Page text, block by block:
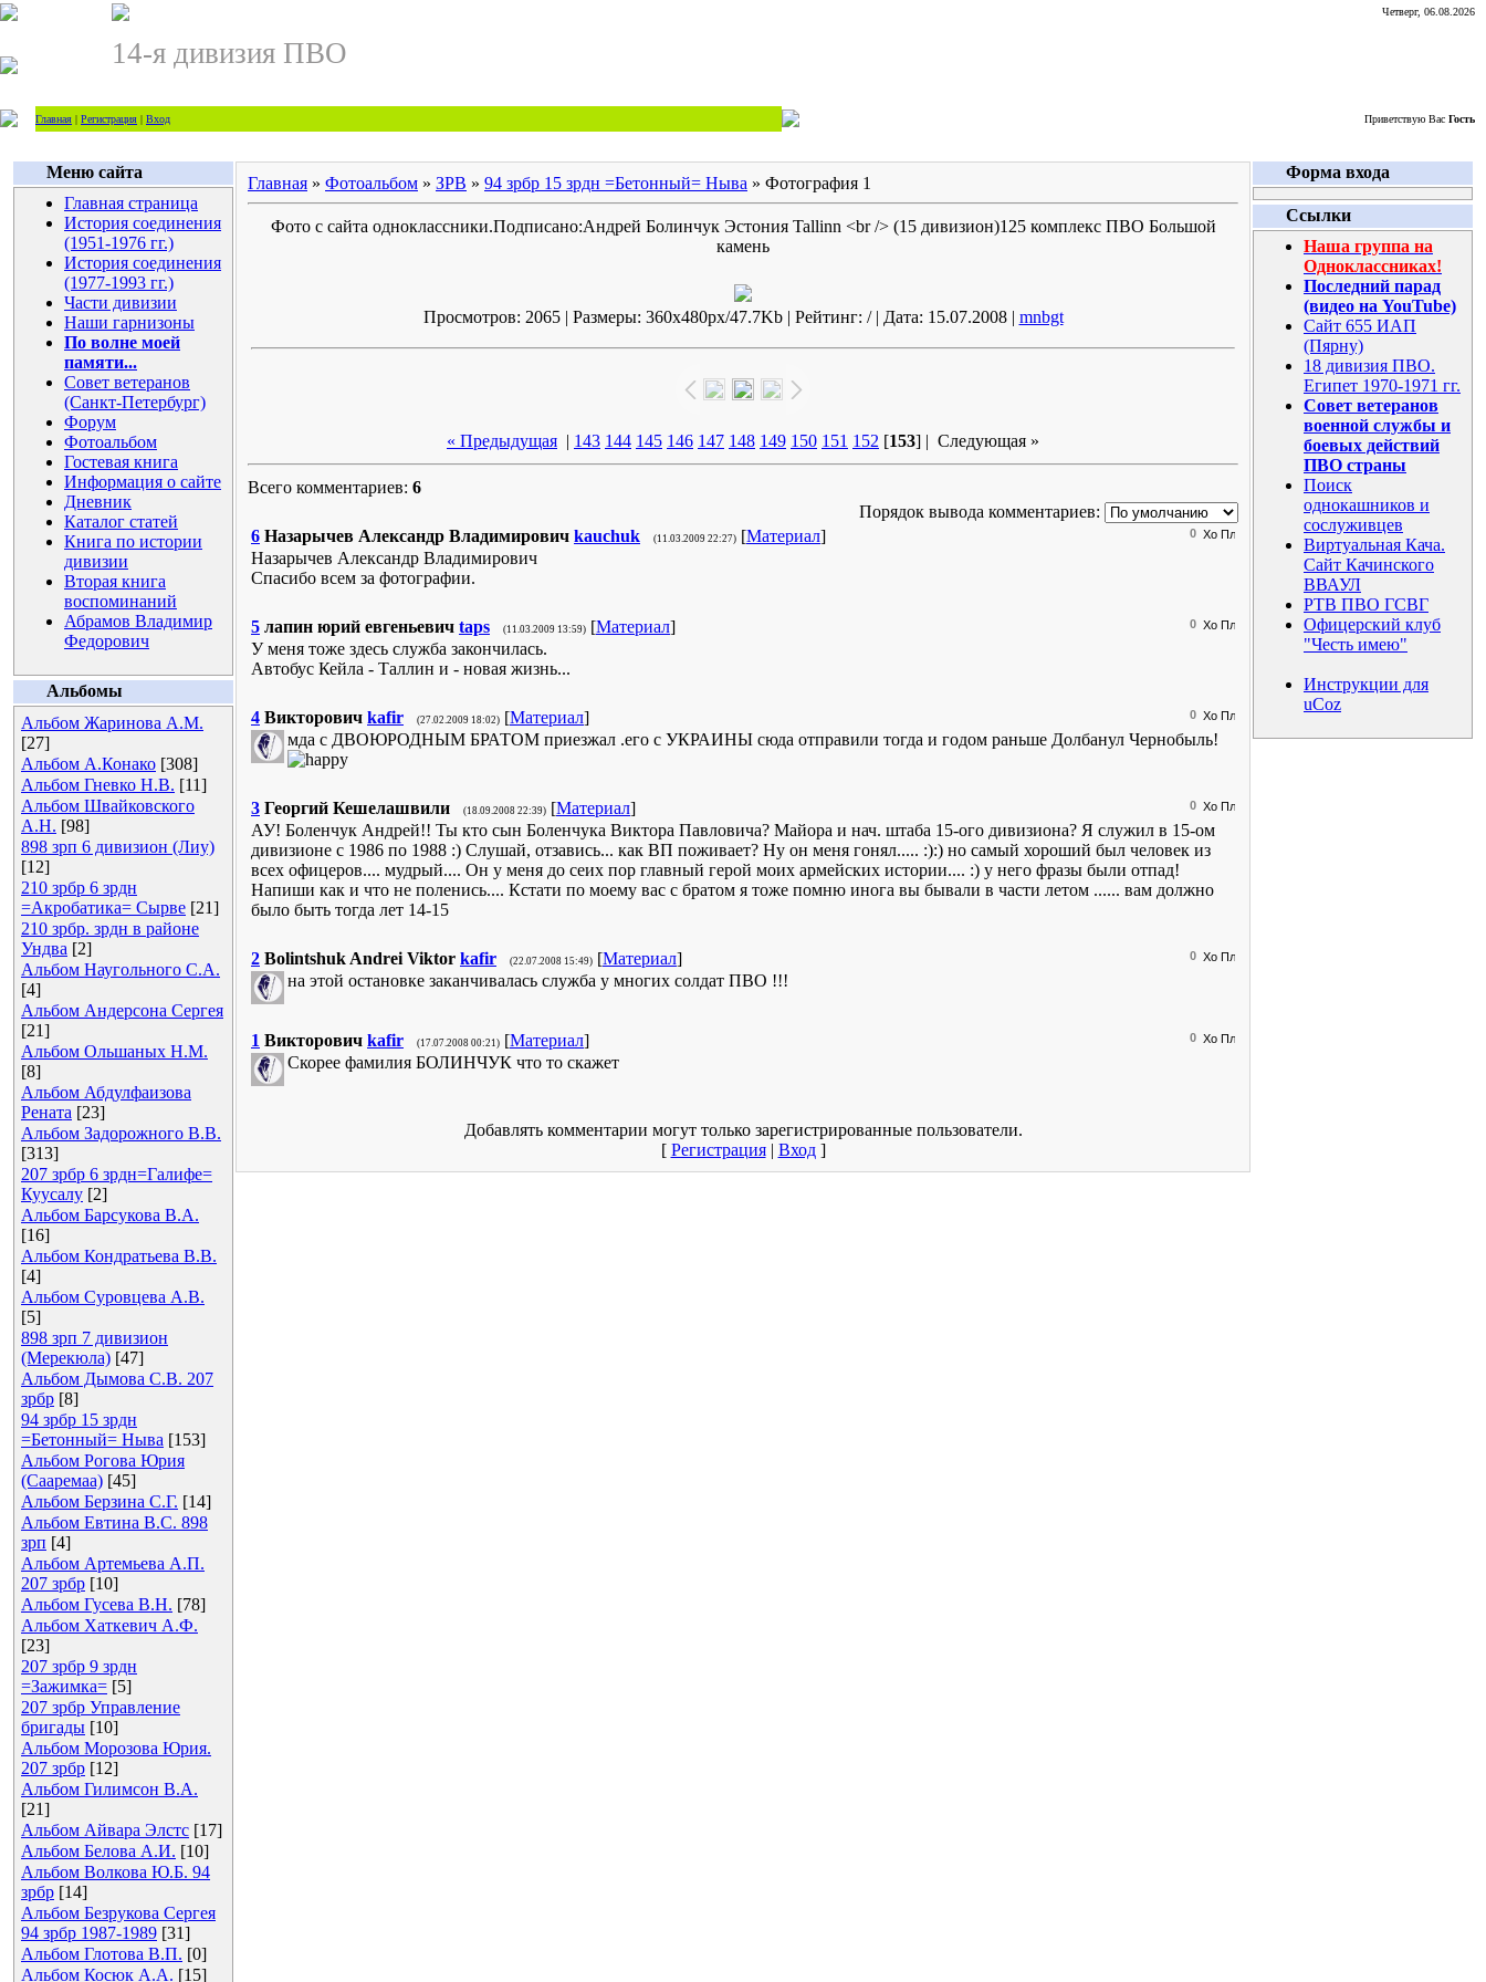
Четверг, 06.08.2026
14-я дивизия ПВО
Главная | Регистрация | Вход Приветствую Вас Гость
Меню сайта
Главная страница
История соединения
(1951-1976 гг.)
История соединения
(1977-1993 гг.)
Части дивизии
Наши гарнизоны
По волне моей
памяти...
Совет ветеранов
(Санкт-Петербург)
Форум
Фотоальбом
Гостевая книга
Информация о сайте
Дневник
Каталог статей
Книга по истории
дивизии
Вторая книга
воспоминаний
Абрамов Владимир
Федорович
Альбомы
Альбом Жаринова А.М.
[27]
Альбом А.Конако [308]
Альбом Гневко Н.В. [11]
Альбом Швайковского
А.Н. [98]
898 зрп 6 дивизион (Лиу)
[12]
210 зрбр 6 зрдн
=Акробатика= Сырве [21]
210 зрбр. зрдн в районе
Ундва [2]
Альбом Наугольного С.А.
[4]
Альбом Андерсона Сергея
[21]
Альбом Ольшаных Н.М.
[8]
Альбом Абдулфаизова
Рената [23]
Альбом Задорожного В.В.
[313]
207 зрбр 6 зрдн=Галифе=
Куусалу [2]
Альбом Барсукова В.А.
[16]
Альбом Кондратьева В.В.
[4]
Альбом Суровцева А.В.
[5]
898 зрп 7 дивизион
(Мерекюла) [47]
Альбом Дымова С.В. 207
зрбр [8]
94 зрбр 15 зрдн
=Бетонный= Ныва [153]
Альбом Рогова Юрия
(Сааремаа) [45]
Альбом Берзина С.Г. [14]
Альбом Евтина В.С. 898
зрп [4]
Альбом Артемьева А.П.
207 зрбр [10]
Альбом Гусева В.Н. [78]
Альбом Хаткевич А.Ф.
[23]
207 зрбр 9 зрдн
=Зажимка= [5]
207 зрбр Управление
бригады [10]
Альбом Морозова Юрия.
207 зрбр [12]
Альбом Гилимсон В.А.
[21]
Альбом Айвара Элстс [17]
Альбом Белова А.И. [10]
Альбом Волкова Ю.Б. 94
зрбр [14]
Альбом Безрукова Сергея
94 зрбр 1987-1989 [31]
Альбом Глотова В.П. [0]
Альбом Косюк А.А. [15]
Главная » Фотоальбом » ЗРВ » 94 зрбр 15 зрдн =Бетонный= Ныва » Фотография 1
Фото с сайта одноклассники.Подписано:Андрей Болинчук Эстония Tallinn <br /> (15 дивизион)125 комплекс ПВО Большой
камень
Просмотров: 2065 | Размеры: 360x480px/47.7Kb | Рейтинг: / | Дата: 15.07.2008 | mnbgt
« Предыдущая | 143 144 145 146 147 148 149 150 151 152 [153] | Следующая »
Всего комментариев: 6
Порядок вывода комментариев:
0
6 Назарычев Александр Владимирович kauchuk (11.03.2009 22:27) [Материал]
Назарычев Александр Владимирович
Спасибо всем за фотографии.
0
5 лапин юрий евгеньевич taps (11.03.2009 13:59) [Материал]
У меня тоже здесь служба закончилась.
Автобус Кейла - Таллин и - новая жизнь...
0
4 Викторович kafir (27.02.2009 18:02) [Материал]
мда с ДВОЮРОДНЫМ БРАТОМ приезжал .его с УКРАИНЫ сюда отправили тогда и годом раньше Долбанул Чернобыль!
0
3 Георгий Кешелашвили (18.09.2008 22:39) [Материал]
АУ! Боленчук Андрей!! Ты кто сын Боленчука Виктора Павловича? Майора и нач. штаба 15-ого дивизиона? Я служил в 15-ом
дивизионе с 1986 по 1988 :) Слушай, отзавись... как ВП поживает? Ну он меня гонял..... :):) но самый хороший был человек из
всех офицеров.... мудрый.... Он у меня до сеих пор главный герой моих армейских истории.... :) у него фразы были отпад!
Напиши как и что не поленись.... Кстати по моему вас с братом я тоже помню инога вы бывали в части летом ...... вам должно
было быть тогда лет 14-15
0
2 Bolintshuk Andrei Viktor kafir (22.07.2008 15:49) [Материал]
на этой остановке заканчивалась служба у многих солдат ПВО !!!
0
1 Викторович kafir (17.07.2008 00:21) [Материал]
Скорее фамилия БОЛИНЧУК что то скажет
Добавлять комментарии могут только зарегистрированные пользователи.
[ Регистрация| Вход]
Форма входа
Ссылки
Наша группа на
Одноклассниках!
Последний парад
(видео на YouTube)
Сайт 655 ИАП
(Пярну)
18 дивизия ПВО.
Египет 1970-1971 гг.
Совет ветеранов
военной службы и
боевых действий
ПВО страны
Поиск
однокашников и
сослуживцев
Виртуальная Кача.
Сайт Качинского
ВВАУЛ
РТВ ПВО ГСВГ
Офицерский клуб
"Честь имею"
Инструкции для
uCoz